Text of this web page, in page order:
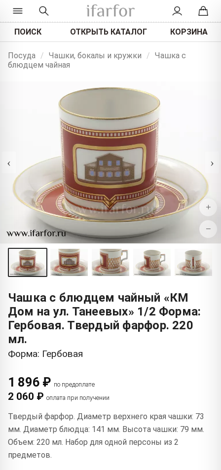
ПОИСК ОТКРЫТЬ КАТАЛОГ КОРЗИНА
Посуда / Чашки, бокалы и кружки / Чашка с
блюдцем чайная
‹ ›
+
−
Чашка с блюдцем чайный «КМ
Дом на ул. Танеевых» 1/2 Форма:
Гербовая. Твердый фарфор. 220
мл.
Форма: Гербовая
1 896 ₽ по предоплате
2 060 ₽ оплата при получении
Твердый фарфор. Диаметр верхнего края чашки: 73
мм. Диаметр блюдца: 141 мм. Высота чашки: 79 мм.
Объем: 220 мл. Набор для одной персоны из 2
предметов.